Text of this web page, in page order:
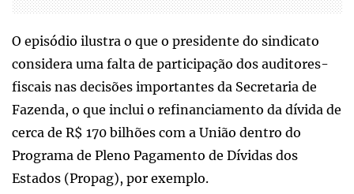
O episódio ilustra o que o presidente do sindicato
considera uma falta de participação dos auditores-
fiscais nas decisões importantes da Secretaria de
Fazenda, o que inclui o refinanciamento da dívida de
cerca de R$ 170 bilhões com a União dentro do
Programa de Pleno Pagamento de Dívidas dos
Estados (Propag), por exemplo.